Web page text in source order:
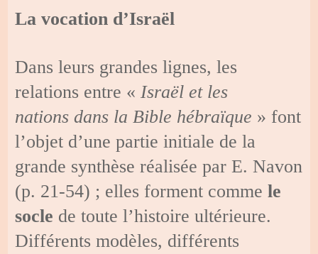
La vocation d’Israël
Dans leurs grandes lignes, les
relations entre «Israël et les
nations dans la Bible hébraïque » font
l’objet d’une partie initiale de la
grande synthèse réalisée par E. Navon
(p. 21-54) ; elles forment commele
socle de toute l’histoire ultérieure.
Différents modèles, différents